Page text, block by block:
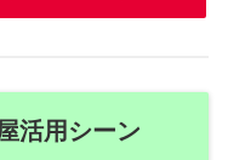
活用シーン